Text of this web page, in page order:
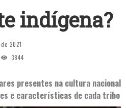
Novo single de Arnaldo Tifu, “De Testa” explora brasilidade em sons, cores e símbolos
indígena?
2021
3844
presentes na cultura nacional
e características de cada tribo